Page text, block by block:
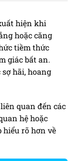
hiện khi
hoặc căng
tiềm thức
giác bất an.
hãi, hoang
quan đến các
hệ hoặc
hiểu rõ hơn về